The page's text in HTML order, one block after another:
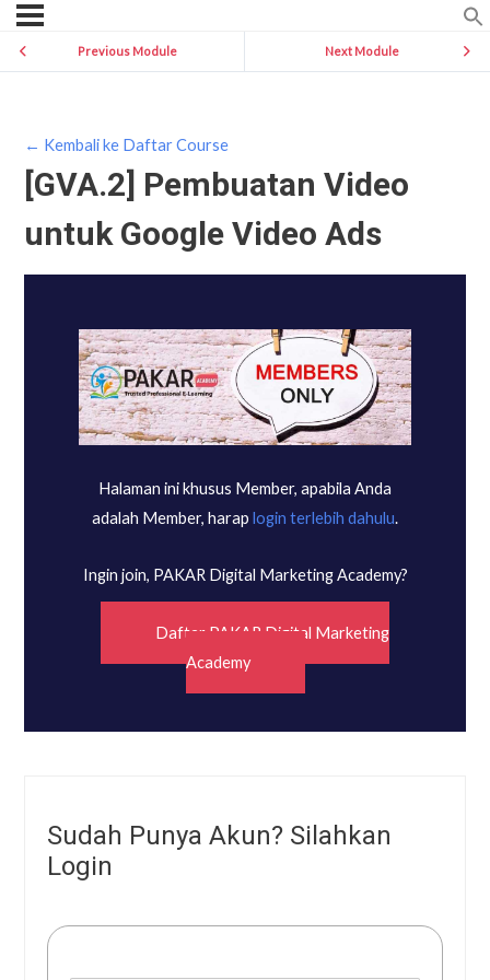
Previous Module Next Module
← Kembali ke Daftar Course
[GVA.2] Pembuatan Video
untuk Google Video Ads
Halaman ini khusus Member, apabila Anda
adalah Member, harap login terlebih dahulu.
Ingin join, PAKAR Digital Marketing Academy?
Daftar PAKAR Digital Marketing
Academy
Sudah Punya Akun? Silahkan
Login